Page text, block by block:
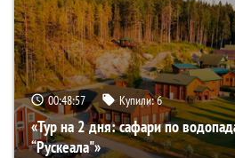
00:48:56 Купили:6
«Тур на 2 дня: сафари по
“Рускеала"»